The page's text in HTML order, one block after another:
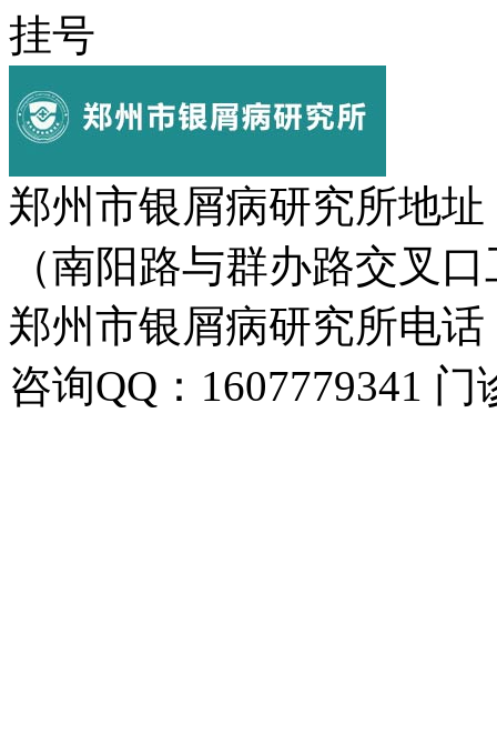
挂号
郑州市银屑病研究所地
（南阳路与群办路交叉
郑州市银屑病研究所电话
咨询QQ：1607779341